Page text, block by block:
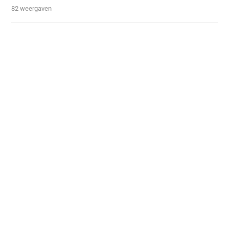
82 weergaven